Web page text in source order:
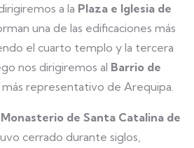
a la Plaza e Iglesia de
una de las edificaciones más
el cuarto templo y la tercera
nos dirigiremos al Barrio de
más representativo de Arequipa.
Monasterio de Santa Catalina de
cerrado durante siglos,